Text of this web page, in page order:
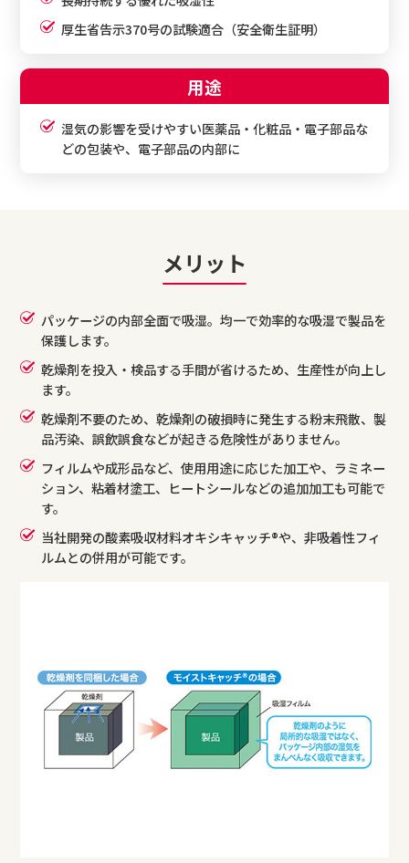
厚生省告示370号の試験適合（安全衛生証明）
用途
湿気の影響を受けやすい医薬品・化粧品・電子部品な
どの包装や、電子部品の内部に
メリット
パッケージの内部全面で吸湿。均一で効率的な吸湿で製品を
保護します。
乾燥剤を投入・検品する手間が省けるため、生産性が向上し
ます。
乾燥剤不要のため、乾燥剤の破損時に発生する粉末飛散、製
品汚染、誤飲誤食などが起きる危険性がありません。
フィルムや成形品など、使用用途に応じた加工や、ラミネー
ション、粘着材塗工、ヒートシールなどの追加加工も可能で
す。
当社開発の酸素吸収材料オキシキャッチ®や、非吸着性フィ
ルムとの併用が可能です。